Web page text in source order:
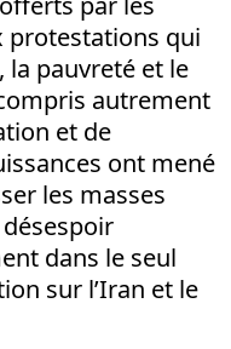
protestations qui
la pauvreté et le
autrement
et de
ont mené
les masses
dans le seul
sur l’Iran et le